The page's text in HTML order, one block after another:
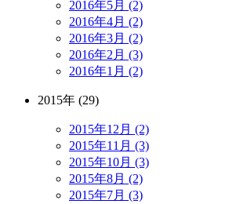
2016年5月 (2)
2016年4月 (2)
2016年3月 (2)
2016年2月 (3)
2016年1月 (2)
2015年 (29)
2015年12月 (2)
2015年11月 (3)
2015年10月 (3)
2015年8月 (2)
2015年7月 (3)